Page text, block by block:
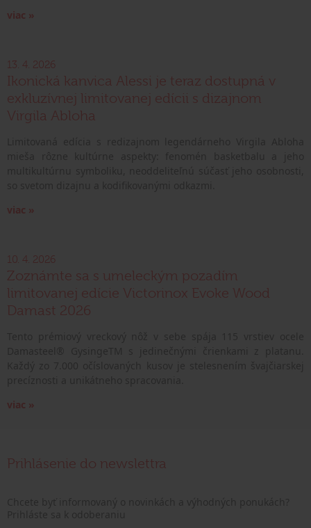
viac »
13. 4. 2026
Ikonická kanvica Alessi je teraz dostupná v
exkluzívnej limitovanej edícii s dizajnom
Virgila Abloha
viac »
10. 4. 2026
Zoznámte sa s umeleckým pozadím
limitovanej edície Victorinox Evoke Wood
Damast 2026
viac »
Prihlásenie do newslettra